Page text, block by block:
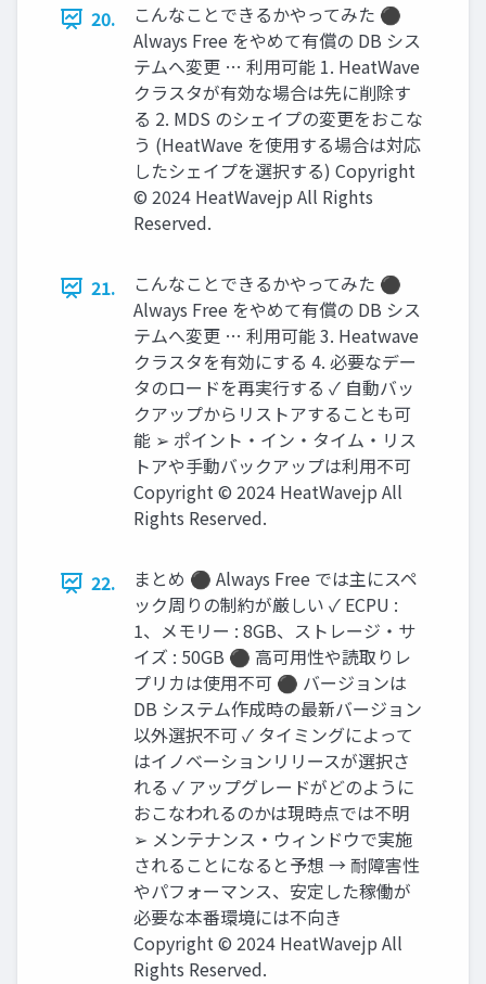
20.
こんなことできるかやってみた ⚫
Always Free をやめて有償の DB シス
テムへ変更 … 利用可能 1. HeatWave
クラスタが有効な場合は先に削除す
る 2. MDS のシェイプの変更をおこな
う (HeatWave を使用する場合は対応
したシェイプを選択する) Copyright
© 2024 HeatWavejp All Rights
Reserved.
21.
こんなことできるかやってみた ⚫
Always Free をやめて有償の DB シス
テムへ変更 … 利用可能 3. Heatwave
クラスタを有効にする 4. 必要なデー
タのロードを再実行する ✓ 自動バッ
クアップからリストアすることも可
能 ➢ ポイント・イン・タイム・リス
トアや手動バックアップは利用不可
Copyright © 2024 HeatWavejp All
Rights Reserved.
22.
まとめ ⚫ Always Free では主にスペ
ック周りの制約が厳しい ✓ ECPU :
1、メモリー : 8GB、ストレージ・サ
イズ : 50GB ⚫ 高可用性や読取りレ
プリカは使用不可 ⚫ バージョンは
DB システム作成時の最新バージョン
以外選択不可 ✓ タイミングによって
はイノベーションリリースが選択さ
れる ✓ アップグレードがどのように
おこなわれるのかは現時点では不明
➢ メンテナンス・ウィンドウで実施
されることになると予想 → 耐障害性
やパフォーマンス、安定した稼働が
必要な本番環境には不向き
Copyright © 2024 HeatWavejp All
Rights Reserved.